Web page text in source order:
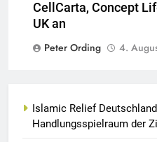
CellCarta, Concept
UK an
Peter Ording
4.
Islamic Relief
Handlungsspielraum der